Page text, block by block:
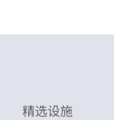
精选设施